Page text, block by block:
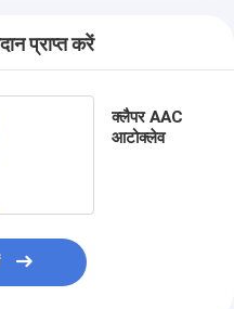
प्राप्त करें
क्लैपर AAC
आटोक्लेव